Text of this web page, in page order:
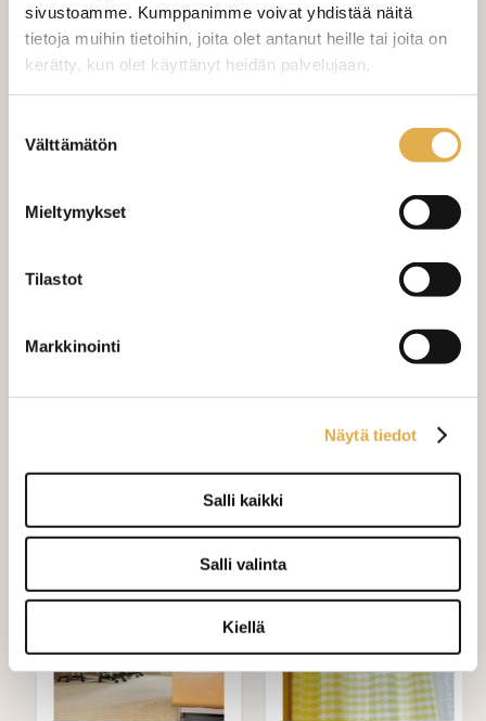
sivustoamme. Kumppanimme voivat yhdistää näitä
tietoja muihin tietoihin, joita olet antanut heille tai joita on
kerätty, kun olet käyttänyt heidän palvelujaan.
valinta
Välttämätön
Mieltymykset
Tilastot
Markkinointi
Näytä tiedot
Salli kaikki
Salli valinta
Kiellä
Suoraverho leveys 150 cm + 22,00 €
Purjerengasverho leveys max 150 + 42,00 €
+ 28,00 €
laskukaavion. Ompelutyön toimitusaika
yhteyttä kangaskeskus@elisanet.fi